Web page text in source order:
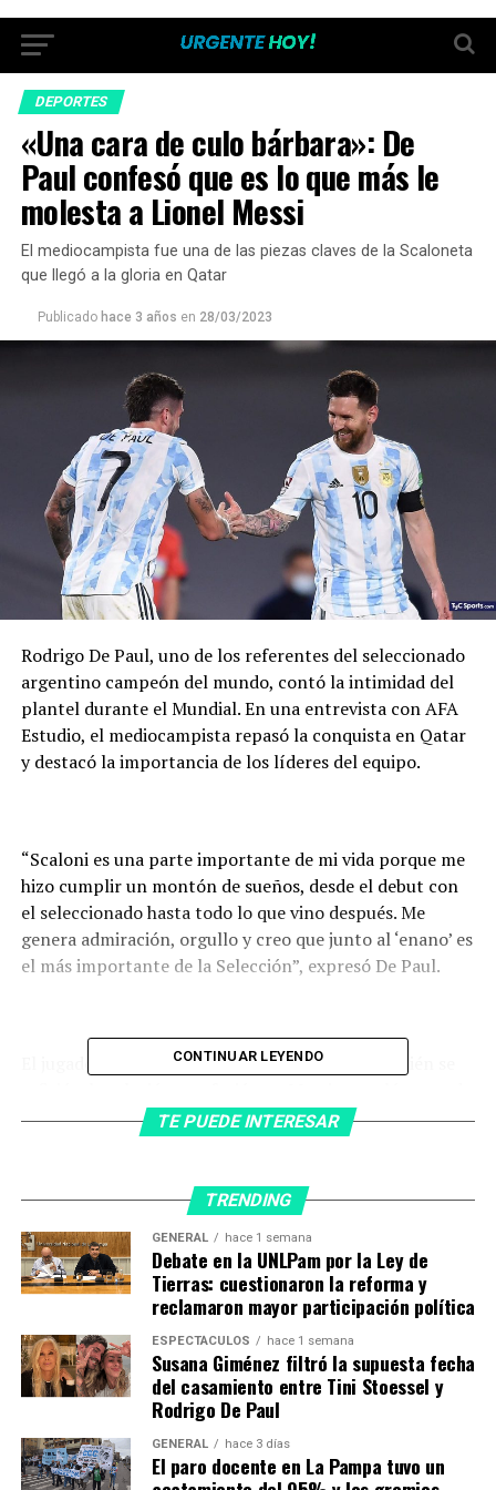
DEPORTES
«Una cara de culo bárbara»: De
Paul confesó que es lo que más le
molesta a Lionel Messi
El mediocampista fue una de las piezas claves de la Scaloneta
que llegó a la gloria en Qatar
Publicado hace 3 años en 28/03/2023
Rodrigo De Paul, uno de los referentes del seleccionado
argentino campeón del mundo, contó la intimidad del
plantel durante el Mundial. En una entrevista con AFA
Estudio, el mediocampista repasó la conquista en Qatar
y destacó la importancia de los líderes del equipo.
“Scaloni es una parte importante de mi vida porque me
hizo cumplir un montón de sueños, desde el debut con
el seleccionado hasta todo lo que vino después. Me
genera admiración, orgullo y creo que junto al ‘enano’ es
el más importante de la Selección”, expresó De Paul.
El jugador de Atlético de Madrid de España también se
una importante charla que tuvieron después del duro
debut con derrota ante Arabia Saudita.
“La conversación más importante que tuve con Messi
fue después de la derrota con Arabia. Teníamos libre y
podíamos ver a los familiares pero ni él ni yo queríamos
ver a nadie. Estuvimos cinco o seis horas juntos y nos
dijimos todo. Leo empezó diciéndome ‘este puede ser el
último partido’ y terminamos diciendo ‘a México lo
liquidamos’. Fue muy significante”, recordó.
CONTINUAR LEYENDO
TE PUEDE INTERESAR
TRENDING
GENERAL hace 1 semana
Debate en la UNLPam por la Ley de
Tierras: cuestionaron la reforma y
reclamaron mayor participación política
ESPECTÁCULOS hace 1 semana
Susana Giménez filtró la supuesta fecha
del casamiento entre Tini Stoessel y
Rodrigo De Paul
GENERAL hace 3 días
El paro docente en La Pampa tuvo un